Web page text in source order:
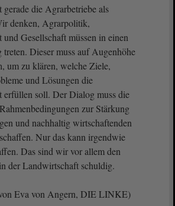
die Agrarbetriebe als
denken, Agrarpolitik,
Gesellschaft müssen in einen
Dieser muss auf Augenhöhe
um zu klären, welche Ziele,
und Lösungen die
erfüllen soll. Der Dialog muss die
zur Stärkung
und nachhaltig wirtschaftenden
Nur das kann irgendwie
Das sind wir vor allem den
der Landwirtschaft schuldig.
Eva von Angern, DIE LINKE)